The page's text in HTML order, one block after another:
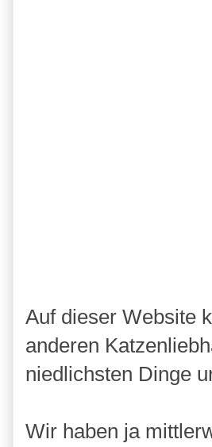
Auf dieser Website
anderen
niedlichsten Dinge
Wir haben ja